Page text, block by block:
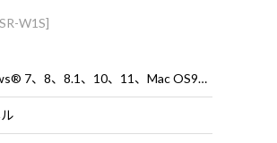
W1S]
Windows® 7、8、8.1、10、11、Mac OS9、OSX